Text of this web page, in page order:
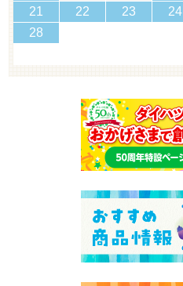
21
22 23 24
28